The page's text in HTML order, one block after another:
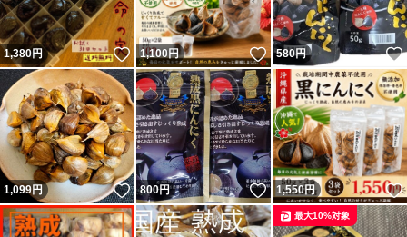
1,380円 いいね！
1,100 円 いいね！
580円
1,099円 いいね！
800円 いいね！
1,550円
最大10%対象